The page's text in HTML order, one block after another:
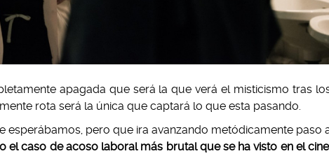
apagada que será la que verá el misticismo tras
rota será la única que captará lo que esta pasando.
esperábamos, pero que ira avanzando metódicamente paso
el caso de acoso laboral más brutal que se ha visto en el cine